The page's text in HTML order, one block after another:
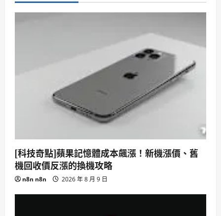
[科技奇點]蘋果記憶體成本飆漲！新機漲價、舊
機回收價反漲的換機攻略
n8n n8n 2026 年 8 月 9 日